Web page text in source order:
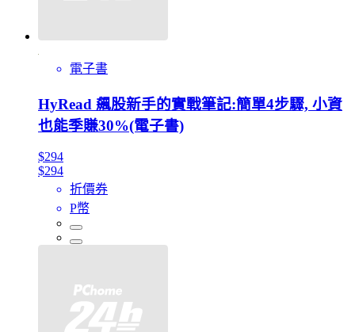
電子書
HyRead 飆股新手的實戰筆記:簡單4步驟, 小資
也能季賺30%(電子書)
$294
$294
折價券
P幣